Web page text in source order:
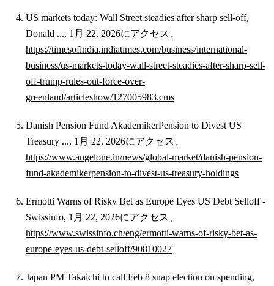
US markets today: Wall Street steadies after sharp sell-off,
Donald ..., 1月 22, 2026にアクセス、
https://timesofindia.indiatimes.com/business/international-
business/us-markets-today-wall-street-steadies-after-sharp-sell-
off-trump-rules-out-force-over-
greenland/articleshow/127005983.cms
Danish Pension Fund AkademikerPension to Divest US
Treasury ..., 1月 22, 2026にアクセス、
https://www.angelone.in/news/global-market/danish-pension-
fund-akademikerpension-to-divest-us-treasury-holdings
Ermotti Warns of Risky Bet as Europe Eyes US Debt Selloff -
Swissinfo, 1月 22, 2026にアクセス、
https://www.swissinfo.ch/eng/ermotti-warns-of-risky-bet-as-
europe-eyes-us-debt-selloff/90810027
Japan PM Takaichi to call Feb 8 snap election on spending,